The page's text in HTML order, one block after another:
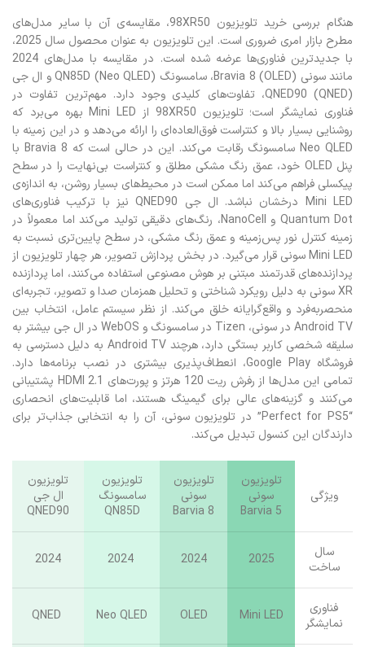
هنگام بررسی خرید تلویزیون 98XR50، مقایسه‌ی آن با سایر مدل‌های
مطرح بازار امری ضروری است. این تلویزیون به عنوان محصول سال 2025،
با جدیدترین فناوری‌ها عرضه شده است. در مقایسه با مدل‌های 2024
مانند سونی Bravia 8 (OLED)، سامسونگ QN85D (Neo QLED) و ال جی
QNED90 (QNED)، تفاوت‌های کلیدی وجود دارد. مهم‌ترین تفاوت در
فناوری نمایشگر است؛ تلویزیون 98XR50 از Mini LED بهره می‌برد که
روشنایی بسیار بالا و کنتراست فوق‌العاده‌ای را ارائه می‌دهد و در این زمینه با
Neo QLED سامسونگ رقابت می‌کند. این در حالی است که Bravia 8 با
پنل OLED خود، عمق رنگ مشکی مطلق و کنتراست بی‌نهایت را در سطح
پیکسلی فراهم می‌کند اما ممکن است در محیط‌های بسیار روشن، به اندازه‌ی
Mini LED درخشان نباشد. ال جی QNED90 نیز با ترکیب فناوری‌های
Quantum Dot و NanoCell، رنگ‌های دقیقی تولید می‌کند اما معمولاً در
زمینه کنترل نور پس‌زمینه و عمق رنگ مشکی، در سطح پایین‌تری نسبت به
Mini LED سونی قرار می‌گیرد. در بخش پردازش تصویر، هر چهار تلویزیون از
پردازنده‌های قدرتمند مبتنی بر هوش مصنوعی استفاده می‌کنند، اما پردازنده
XR سونی به دلیل رویکرد شناختی و تحلیل همزمان صدا و تصویر، تجربه‌ای
منحصربه‌فرد و واقع‌گرایانه خلق می‌کند. از نظر سیستم عامل، انتخاب بین
Android TV در سونی، Tizen در سامسونگ و WebOS در ال جی بیشتر به
سلیقه شخصی کاربر بستگی دارد، هرچند Android TV به دلیل دسترسی به
فروشگاه Google Play، انعطاف‌پذیری بیشتری در نصب برنامه‌ها دارد.
تمامی این مدل‌ها از رفرش ریت 120 هرتز و پورت‌های HDMI 2.1 پشتیبانی
می‌کنند و گزینه‌های عالی برای گیمینگ هستند، اما قابلیت‌های انحصاری
“Perfect for PS5” در تلویزیون سونی، آن را به انتخابی جذاب‌تر برای
دارندگان این کنسول تبدیل می‌کند.
ویژگی
تلویزیون
سونی
Barvia 5
تلویزیون
سونی
Barvia 8
تلویزیون
سامسونگ
QN85D
تلویزیون
ال جی
QNED90
سال
ساخت
2025
2024
2024
2024
فناوری
نمایشگر
Mini LED
OLED
Neo QLED